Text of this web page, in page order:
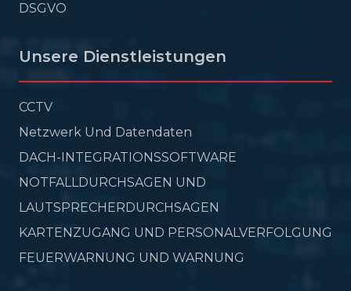
DSGVO
Unsere Dienstleistungen
CCTV
Netzwerk Und Datendaten
DACH-INTEGRATIONSSOFTWARE
NOTFALLDURCHSAGEN UND
LAUTSPRECHERDURCHSAGEN
KARTENZUGANG UND PERSONALVERFOLGUNG
FEUERWARNUNG UND WARNUNG